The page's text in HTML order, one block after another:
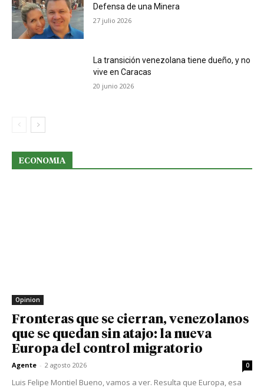
Defensa de una Minera
27 julio 2026
La transición venezolana tiene dueño, y no
vive en Caracas
20 junio 2026
ECONOMIA
Opinion
Fronteras que se cierran, venezolanos
que se quedan sin atajo: la nueva
Europa del control migratorio
Agente - 2 agosto 2026 0
Luis Felipe Montiel Bueno, vamos a ver. Resulta que Europa, esa